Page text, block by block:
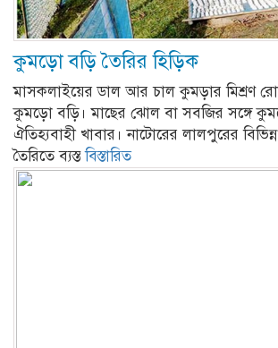
কুমড়ো বড়ি তৈরির হিড়িক
মাসকলাইয়ের ডাল আর চাল কুমড়ার মিশ্রণ
কুমড়ো বড়ি। মাছের ঝোল বা সবজির সঙ্গে
ঐতিহ্যবাহী খাবার। নাটোরের লালপুরের
তৈরিতে ব্যস্তবিস্তারিত